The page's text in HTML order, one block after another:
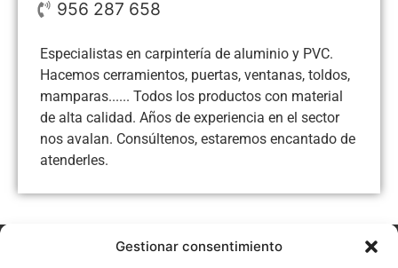
Gestionar consentimiento
956 287 658
Especialistas en carpintería de aluminio y PVC.
Hacemos cerramientos, puertas, ventanas, toldos,
mamparas...... Todos los productos con material
de alta calidad. Años de experiencia en el sector
nos avalan. Consúltenos, estaremos encantado de
atenderles.
Política de Privacidad
Política de Cookies